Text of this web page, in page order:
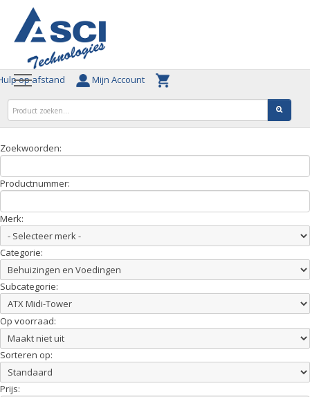
op afstand Mijn Account
Zoekwoorden:
Productnummer:
Merk:
Categorie:
Subcategorie:
Op voorraad:
Sorteren op:
Prijs: